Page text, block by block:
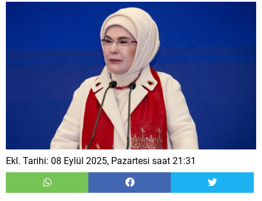
Ekl. Tarihi: 08 Eylül 2025, Pazartesi saat 21:31